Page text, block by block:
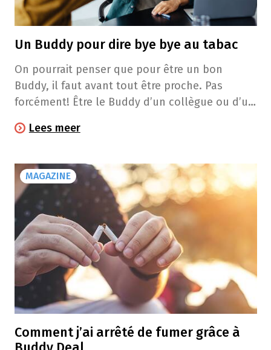
Un Buddy pour dire bye bye au tabac
On pourrait penser que pour être un bon
Buddy, il faut avant tout être proche. Pas
forcément! Être le Buddy d’un collègue ou d’un
aussi. Et c’est "gagnant-gagnant", car les liens
inestimables. Alors… Comment être un bon
Buddy? Témoignage.
Lees meer
MAGAZINE
Comment j’ai arrêté de fumer grâce à